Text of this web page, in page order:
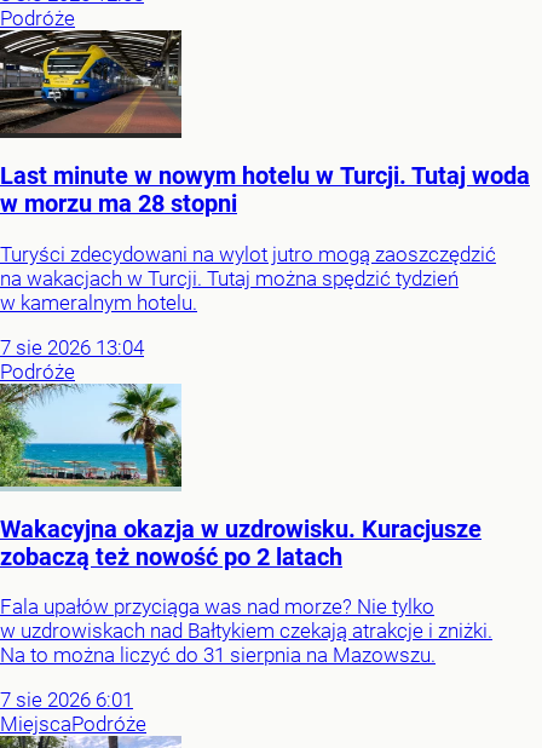
Podróże
Last minute w nowym hotelu w Turcji. Tutaj woda
w morzu ma 28 stopni
Turyści zdecydowani na wylot jutro mogą zaoszczędzić
na wakacjach w Turcji. Tutaj można spędzić tydzień
w kameralnym hotelu.
7 sie 2026 13:04
Podróże
Wakacyjna okazja w uzdrowisku. Kuracjusze
zobaczą też nowość po 2 latach
Fala upałów przyciąga was nad morze? Nie tylko
w uzdrowiskach nad Bałtykiem czekają atrakcje i zniżki.
Na to można liczyć do 31 sierpnia na Mazowszu.
7 sie 2026 6:01
MiejscaPodróże